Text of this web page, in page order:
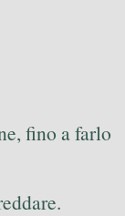
fino a farlo